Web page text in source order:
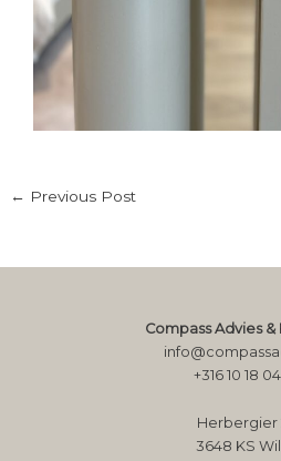
← Previous Post
Compass Advies
+316 10 18
Herbergier
3648 KS